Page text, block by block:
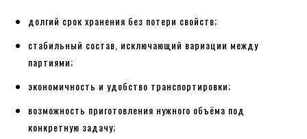
долгий срок хранения без потери свойств;
стабильный состав, исключающий вариации между
партиями;
экономичность и удобство транспортировки;
возможность приготовления нужного объёма под
конкретную задачу;